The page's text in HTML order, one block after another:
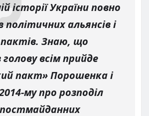
історії України повно
політичних альянсів і
Знаю, що
всім прийде
пакт» Порошенка і
му про розподіл